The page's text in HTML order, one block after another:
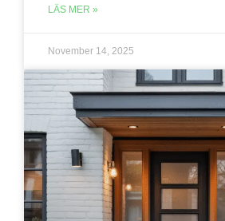
LÄS MER »
November 14, 2025